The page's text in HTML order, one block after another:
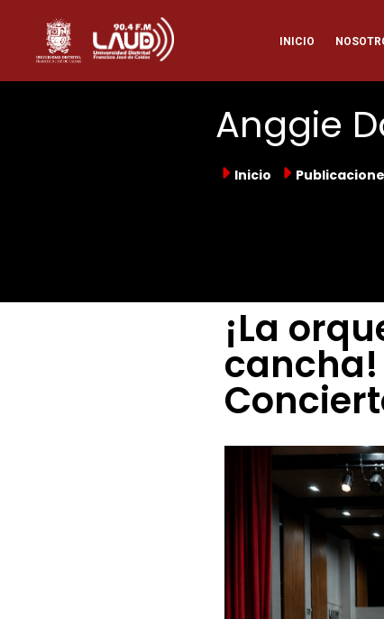
contenido
principal
INICIO
Anggie
Inicio
¡La
cancha!